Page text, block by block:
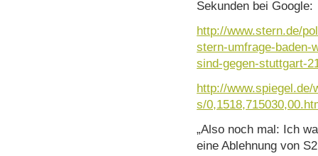
Sekunden bei Google:
http://www.stern.de/
stern-umfrage-baden-
sind-gegen-stuttgart-
http://
s/
„Also noch mal: Ich
eine Ablehnung von